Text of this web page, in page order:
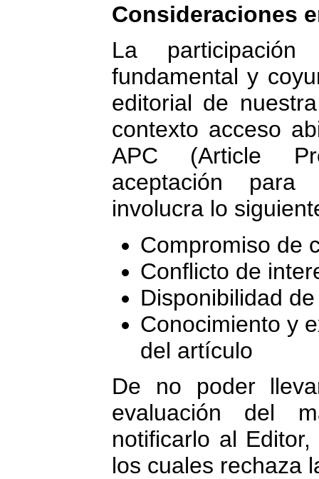
Consideraciones
La
fundamental y
editorial de
contexto acceso
APC (Article
aceptación para
involucra lo
Compromiso de
Conflicto de
Disponibilidad
Conocimiento y
del artículo
De no poder
evaluación del
notificarlo al
los cuales rechaza